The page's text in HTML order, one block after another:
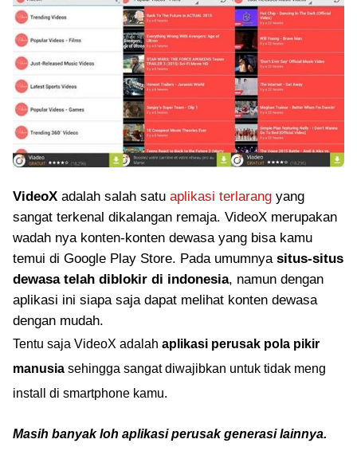
VideoX adalah salah satu aplikasi terlarang yang
sangat terkenal dikalangan remaja. VideoX merupakan
wadah nya konten-konten dewasa yang bisa kamu
temui di Google Play Store. Pada umumnya situs-situs
dewasa telah diblokir di indonesia, namun dengan
aplikasi ini siapa saja dapat melihat konten dewasa
dengan mudah.
Tentu saja VideoX adalah aplikasi perusak pola pikir
manusia sehingga sangat diwajibkan untuk tidak meng
install di smartphone kamu.
Masih banyak loh aplikasi perusak generasi lainnya.